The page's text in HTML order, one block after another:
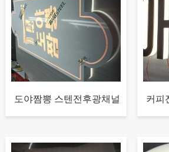
도야짬뽕 스텐전후광채널 커피